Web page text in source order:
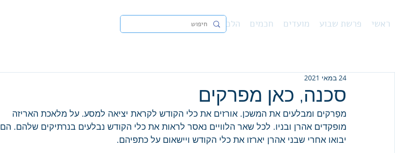
נ"ך הלכה חכמים מועדים פרשת שבוע ראשי
סכנה, כאן מפרקים
24 במאי 2021
מפַרקים ומבלעים את המשכן. אורזים את כלי הקודש לקראת יציאה למסע. על מלאכת האריזה
מופקדים אהרן ובניו. לכל שאר הלוויים נאסר לראות את כלי הקודש נבלעים בנרתיקים שלהם. הם
יבואו אחרי שבני אהרן יארזו את כלי הקודש ויישאום על כתפיהם.